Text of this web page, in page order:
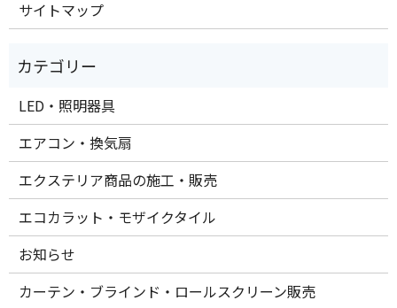
サイトマップ
LED・照明器具
エアコン・換気扇
エクステリア商品の施工・販売
エコカラット・モザイクタイル
お知らせ
カーテン・ブラインド・ロールスクリーン販売